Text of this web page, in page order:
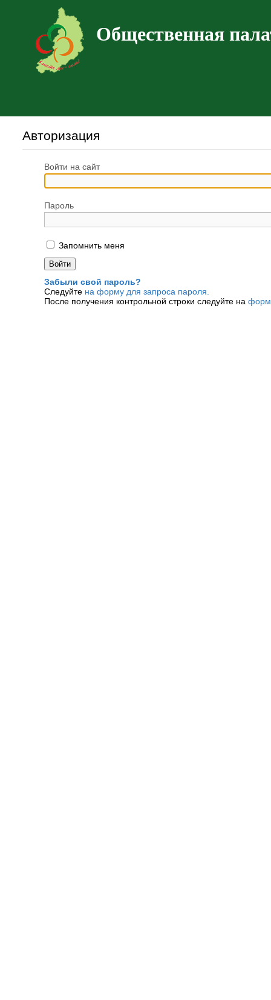
Общественная
Авторизация
Войти на сайт
Пароль
Запомнить меня
Забыли свой пароль?
Следуйте на форму для запроса пароля.
После получения контрольной строки следуйте на